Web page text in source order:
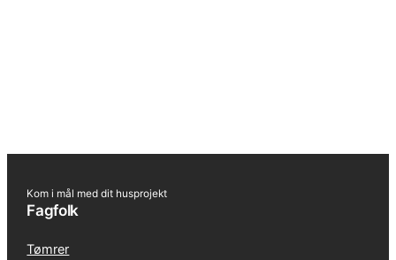
Kom i mål med dit husprojekt
Fagfolk
Tømrer